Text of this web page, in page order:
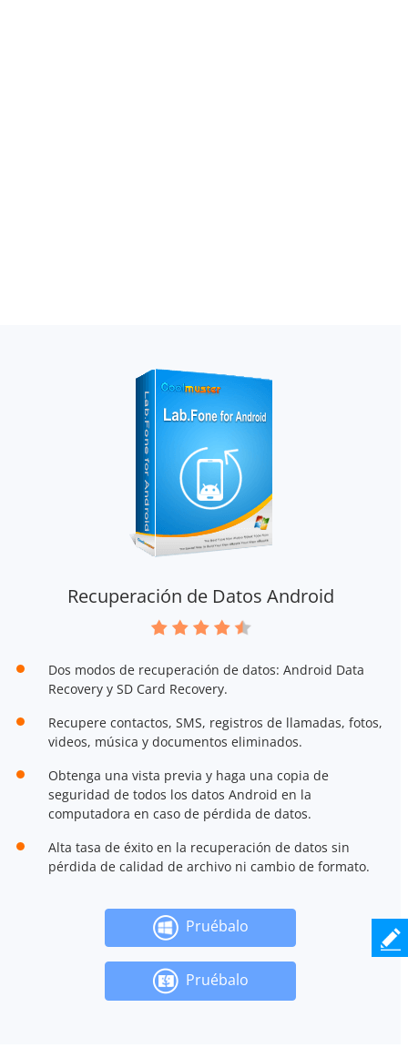
Recuperación de Datos Android
Dos modos de recuperación de datos: Android Data
Recovery y SD Card Recovery.
Recupere contactos, SMS, registros de llamadas, fotos,
videos, música y documentos eliminados.
Obtenga una vista previa y haga una copia de
seguridad de todos los datos Android en la
computadora en caso de pérdida de datos.
Alta tasa de éxito en la recuperación de datos sin
pérdida de calidad de archivo ni cambio de formato.
Pruébalo
Pruébalo